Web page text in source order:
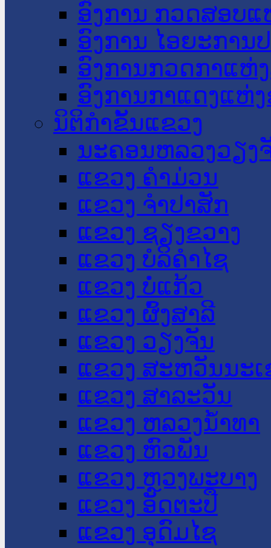
ອົງການ ກວດສອບແ
ອົງການ ໄອຍະການ
ອົງການກວດກາແຫ່
ອົງການກາແດງແຫ່
ນິຕິກໍາຂັ້ນແຂວງ
ນະ​ຄອນ​ຫລວງວຽງ
ແຂວງ ຄໍາມ່ວນ
ແຂວງ ຈໍາປາສັກ
ແຂວງ ຊຽງຂວາງ
ແຂວງ ບໍລິຄໍາໄຊ
ແຂວງ ບໍ່ແກ້ວ
ແຂວງ ຜົ້ງສາລີ
ແຂວງ ວຽງຈັນ
ແຂວງ ສະຫວັນນະ
ແຂວງ ສາລະວັນ
ແຂວງ ຫລວງນໍ້າທາ
ແຂວງ ຫົວພັນ
ແຂວງ ຫຼວງພະບາງ
ແຂວງ ອັດຕະປື
ແຂວງ ອຸດົມໄຊ